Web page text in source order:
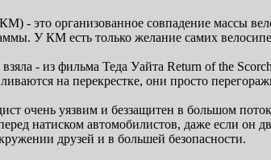
- это организованное совпадение массы
У КМ есть только желание самих
- из фильма Теда Уайта Return of the
на перекрестке, они просто
очень уязвим и беззащитен в большом
натиском автомобилистов, даже если он
друзей и в большей безопасности.